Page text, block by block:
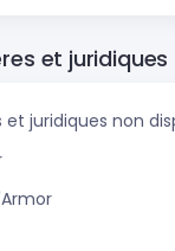
et juridiques
juridiques non